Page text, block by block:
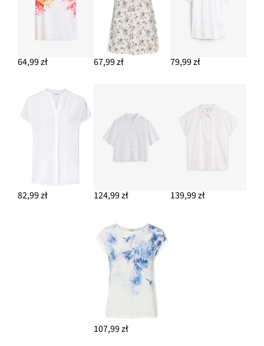
64,99 zł 67,99 zł 79,99 zł
82,99 zł 124,99 zł 139,99 zł
107,99 zł